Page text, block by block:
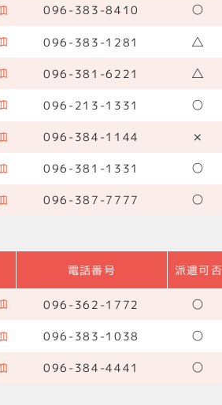
096-383-8410 ○
096-383-1281 △
096-381-6221 △
096-213-1331 ○
096-384-1144 ×
096-381-1331 ○
096-387-7777 ○
電話番号 派遣可否
096-362-1772 ○
096-383-1038 ○
096-384-4441 ○